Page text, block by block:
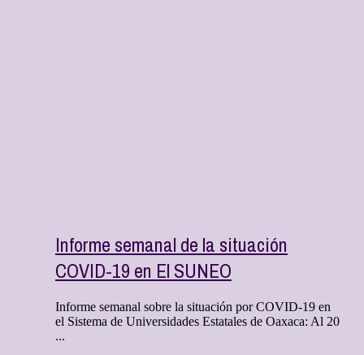
Informe semanal de la situación
COVID-19 en El SUNEO
Informe semanal sobre la situación por COVID-19 en
el Sistema de Universidades Estatales de Oaxaca: Al 20
...